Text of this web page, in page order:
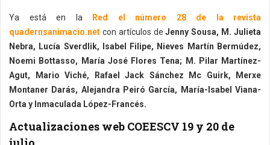
Ya está en la
Red el número 28 de la revista
quadernsanimacio.net con artículos deJenny Sousa, M. Julieta
Nebra, Lucía Sverdlik, Isabel Filipe, Nieves Martín Bermúdez,
Noemi Bottasso, María José Flores Tena; M. Pilar Martínez-
Agut, Mario Viché, Rafael Jack Sánchez Mc Guirk, Merxe
Montaner Darás, Alejandra Peiró García, María-Isabel Viana-
Orta y Inmaculada López-Francés.
Actualizaciones web COEESCV 19 y 20 de